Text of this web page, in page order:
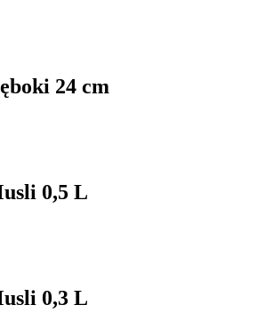
24 cm
0,5 L
0,3 L